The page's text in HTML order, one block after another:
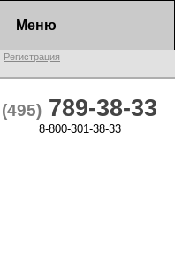
Регистрация
(495) 789-38-33
8-800-301-38-33
Меню